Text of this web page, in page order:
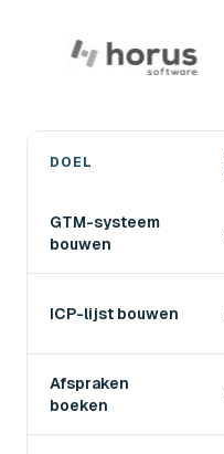
DOEL
GTM-systeem
bouwen
ICP-lijst bouwen
Afspraken
boeken